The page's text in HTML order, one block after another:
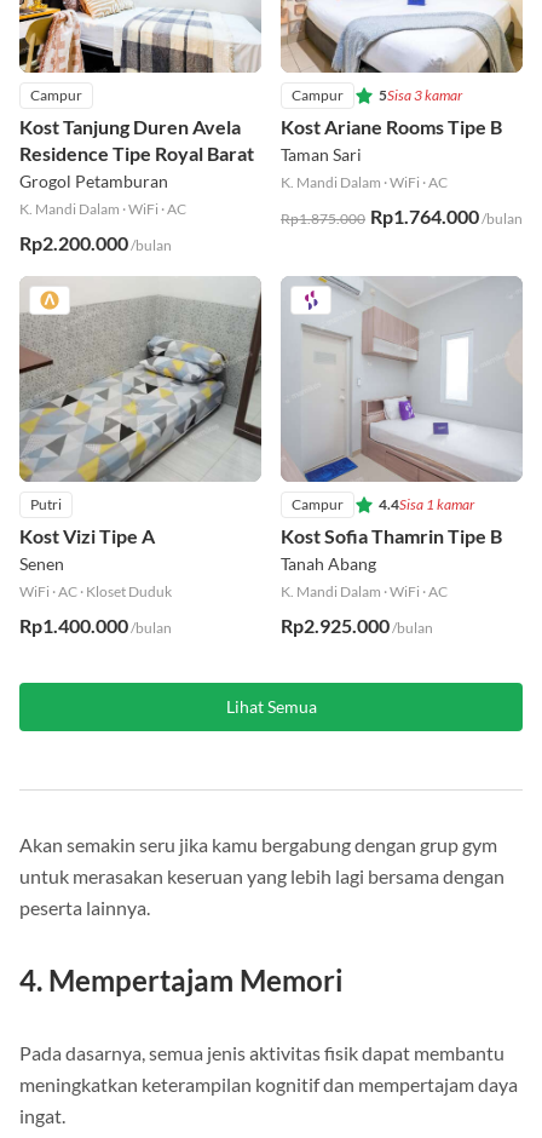
Campur
Kost Tanjung Duren Avela
Residence Tipe Royal Barat
Grogol Petamburan
K. Mandi Dalam ·WiFi ·AC
Rp2.200.000/bulan
Campur 5Sisa 3 kamar
Kost Ariane Rooms Tipe B
Taman Sari
K. Mandi Dalam ·WiFi ·AC
Rp1.875.000 Rp1.764.000/bulan
Putri
Kost Vizi Tipe A
Senen
WiFi ·AC · Kloset Duduk
Rp1.400.000/bulan
Campur 4.4Sisa 1 kamar
Kost Sofia Thamrin Tipe B
Tanah Abang
K. Mandi Dalam ·WiFi ·AC
Rp2.925.000/bulan
Lihat Semua
Akan semakin seru jika kamu bergabung dengan grup gym
untuk merasakan keseruan yang lebih lagi bersama dengan
peserta lainnya.
4. Mempertajam Memori
Pada dasarnya, semua jenis aktivitas fisik dapat membantu
meningkatkan keterampilan kognitif dan mempertajam daya
ingat.